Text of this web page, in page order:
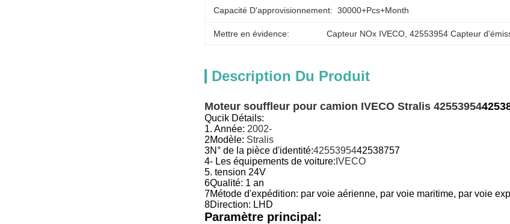
Capacité D'approvisionnement: 30000+Pcs+Month
Mettre en évidence: Capteur NOx IVECO , 42553954 Capteur
Description Du Produit
Moteur souffleur pour camion IVECO Stralis 42553954
Qucik Détails:
1. Année: 2002-
2Modèle: Stralis
3N° de la pièce d'identité:4255395442538757
4- Les équipements de voiture: IVECO
5. tension 24V
6Qualité: 1 an
7Métode d'expédition: par voie aérienne, par voie maritime, par voie
8Direction: LHD
Paramètre principal: